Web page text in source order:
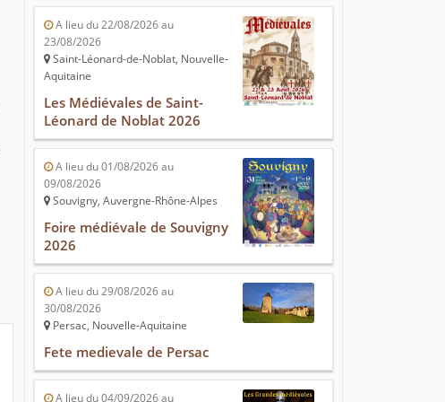
A lieu du 22/08/2026 au
23/08/2026
Saint-Léonard-de-Noblat, Nouvelle-
Aquitaine
Les Médiévales de Saint-
Léonard de Noblat 2026
A lieu du 01/08/2026 au
09/08/2026
Souvigny, Auvergne-Rhône-Alpes
Foire médiévale de Souvigny
2026
A lieu du 29/08/2026 au
30/08/2026
Persac, Nouvelle-Aquitaine
Fete medievale de Persac
A lieu du 04/09/2026 au